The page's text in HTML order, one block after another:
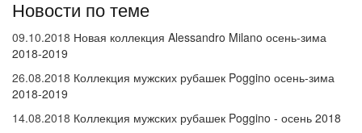
Новости по теме
09.10.2018 Новая коллекция Alessandro Milano осень-зима
2018-2019
26.08.2018 Коллекция мужских рубашек Poggino осень-зима
2018-2019
14.08.2018 Коллекция мужских рубашек Poggino - осень 2018